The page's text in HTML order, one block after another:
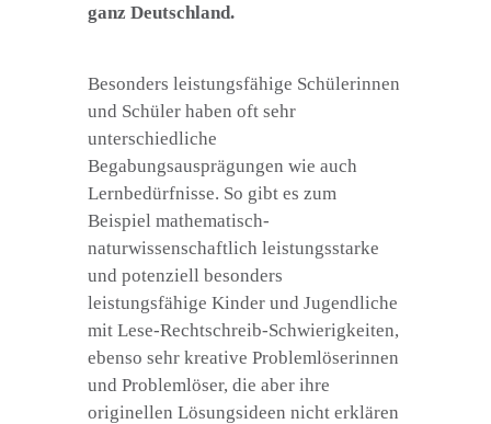
ganz Deutschland.
Besonders leistungsfähige Schülerinnen
und Schüler haben oft sehr
unterschiedliche
Begabungsausprägungen wie auch
Lernbedürfnisse. So gibt es zum
Beispiel mathematisch-
naturwissenschaftlich leistungsstarke
und potenziell besonders
leistungsfähige Kinder und Jugendliche
mit Lese-Rechtschreib-Schwierigkeiten,
ebenso sehr kreative Problemlöserinnen
und Problemlöser, die aber ihre
originellen Lösungsideen nicht erklären